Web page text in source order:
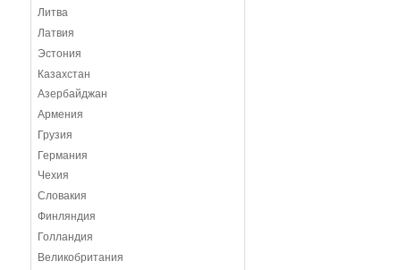
Литва
Латвия
Эстония
Казахстан
Азербайджан
Армения
Грузия
Германия
Чехия
Словакия
Финляндия
Голландия
Великобритания